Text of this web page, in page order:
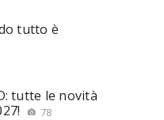
tutto è
tutte le novità
78